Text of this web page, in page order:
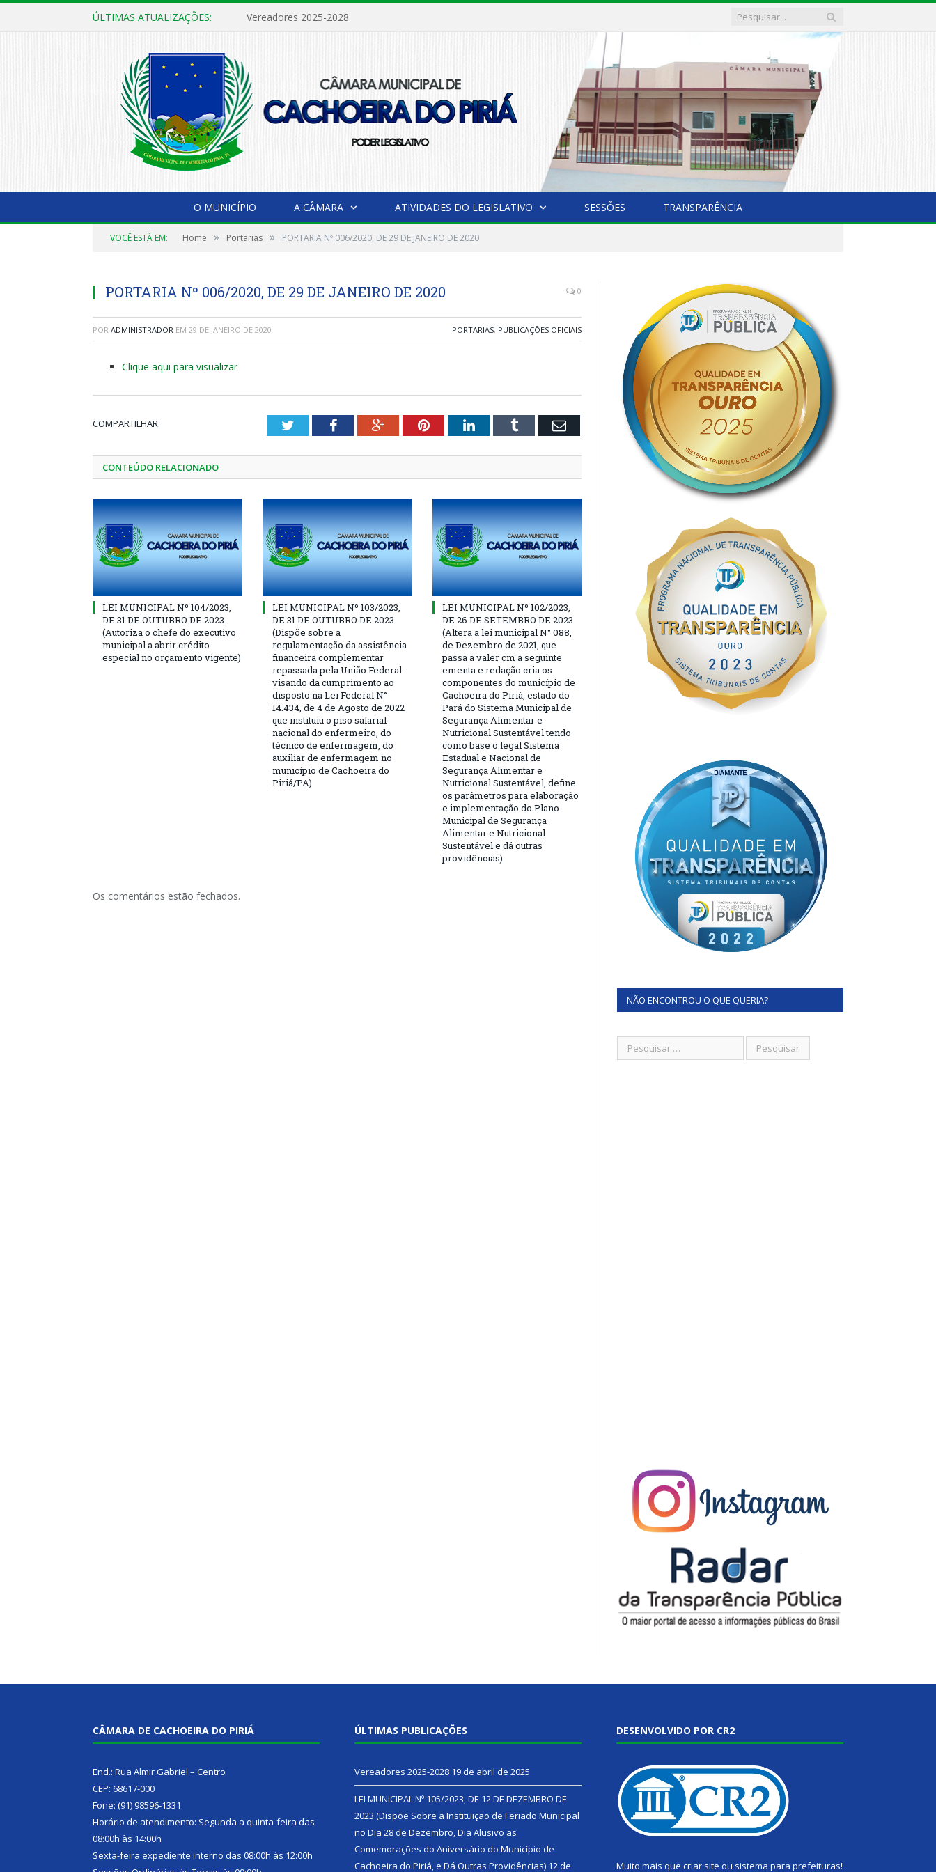
ÚLTIMAS ATUALIZAÇÕES: Vereadores 2025-2028
O MUNICÍPIO A CÂMARA ATIVIDADES DO LEGISLATIVO SESSÕES TRANSPARÊNCIA
VOCÊ ESTÁ EM: Home » Portarias » PORTARIA Nº 006/2020, DE 29 DE JANEIRO DE 2020
PORTARIA Nº 006/2020, DE 29 DE JANEIRO DE 2020 0
POR ADMINISTRADOR EM 29 DE JANEIRO DE 2020 PORTARIAS, PUBLICAÇÕES OFICIAIS
Clique aqui para visualizar
COMPARTILHAR: TwitterFacebookGoogle+PinterestLinkedInTumblr Email
CONTEÚDO RELACIONADO
LEI MUNICIPAL Nº 104/2023,
DE 31 DE OUTUBRO DE 2023
(Autoriza o chefe do executivo
municipal a abrir crédito
especial no orçamento vigente)
LEI MUNICIPAL Nº 103/2023,
DE 31 DE OUTUBRO DE 2023
(Dispõe sobre a
regulamentação da assistência
financeira complementar
repassada pela União Federal
visando da cumprimento ao
disposto na Lei Federal N°
14.434, de 4 de Agosto de 2022
que instituiu o piso salarial
nacional do enfermeiro, do
técnico de enfermagem, do
auxiliar de enfermagem no
município de Cachoeira do
Piriá/PA)
LEI MUNICIPAL Nº 102/2023,
DE 26 DE SETEMBRO DE 2023
(Altera a lei municipal N° 088,
de Dezembro de 2021, que
passa a valer cm a seguinte
ementa e redação:cria os
componentes do município de
Cachoeira do Piriá, estado do
Pará do Sistema Municipal de
Segurança Alimentar e
Nutricional Sustentável tendo
como base o legal Sistema
Estadual e Nacional de
Segurança Alimentar e
Nutricional Sustentável, define
os parâmetros para elaboração
e implementação do Plano
Municipal de Segurança
Alimentar e Nutricional
Sustentável e dá outras
providências)
Os comentários estão fechados.
NÃO ENCONTROU O QUE QUERIA?
CÂMARA DE CACHOEIRA DO PIRIÁ
End.: Rua Almir Gabriel – Centro
CEP: 68617-000
Fone: (91) 98596-1331
Horário de atendimento: Segunda a quinta-feira das
08:00h às 14:00h
Sexta-feira expediente interno das 08:00h às 12:00h
ÚLTIMAS PUBLICAÇÕES
Vereadores 2025-2028 19 de abril de 2025
LEI MUNICIPAL Nº 105/2023, DE 12 DE DEZEMBRO DE
2023 (Dispõe Sobre a Instituição de Feriado Municipal
no Dia 28 de Dezembro, Dia Alusivo as
Comemorações do Aniversário do Município de
Cachoeira do Piriá, e Dá Outras Providências) 12 de
DESENVOLVIDO POR CR2
Muito mais que criar site ou sistema para prefeituras!